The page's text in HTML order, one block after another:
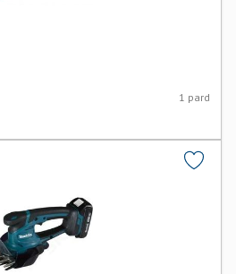
1 pard